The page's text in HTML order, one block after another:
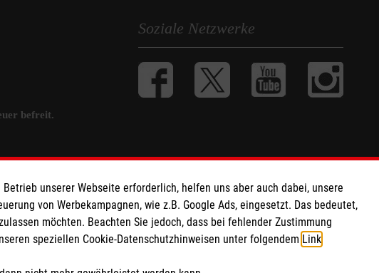
Soziale Netzwerke
befreit.
unserer Webseite erforderlich, helfen uns aber auch dabei, unsere
von Werbekampagnen, wie z.B. Google Ads, eingesetzt. Das bedeutet,
möchten. Beachten Sie jedoch, dass bei fehlender Zustimmung
speziellen Cookie-Datenschutzhinweisen unter folgendem Link